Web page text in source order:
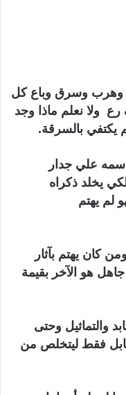
وهرب وسرق وباع كل
ولا نعلم ماذا وجد
يكتفي بالسرقة.
علي جدار
يخلد ذكراه
لم يهتم
كان يهتم بآثار
هو الآخر بقيمة
والتماثيل وحتى
فقط ليتخلص من